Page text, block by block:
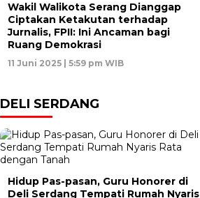
Wakil Walikota Serang Dianggap
Ciptakan Ketakutan terhadap
Jurnalis, FPII: Ini Ancaman bagi
Ruang Demokrasi
11 Juni 2025 | 5:59 pm WIB
DELI SERDANG
Hidup Pas-pasan, Guru Honorer di
Deli Serdang Tempati Rumah Nyaris